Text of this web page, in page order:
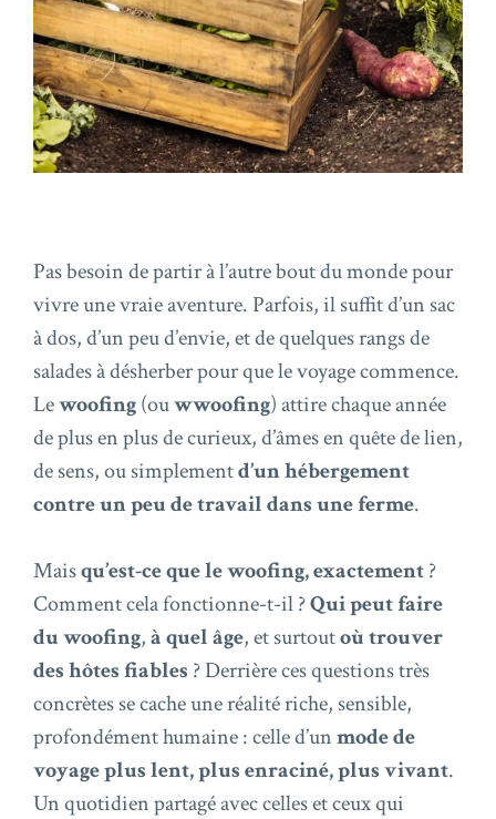
Pas besoin de partir à l’autre bout du monde pour
vivre une vraie aventure. Parfois, il suffit d’un sac
à dos, d’un peu d’envie, et de quelques rangs de
salades à désherber pour que le voyage commence.
Lewoofing(ouwwoofing) attire chaque année
de plus en plus de curieux, d’âmes en quête de lien,
de sens, ou simplementd’un hébergement
contre un peu de travail dans une ferme.
Maisqu’est-ce que le woofing, exactement?
Comment cela fonctionne-t-il ?Qui peut faire
du woofing,à quel âge, et surtoutoù trouver
des hôtes fiables ? Derrière ces questions très
concrètes se cache une réalité riche, sensible,
profondément humaine : celle d’unmode de
voyage plus lent, plus enraciné, plus vivant.
Un quotidien partagé avec celles et ceux qui